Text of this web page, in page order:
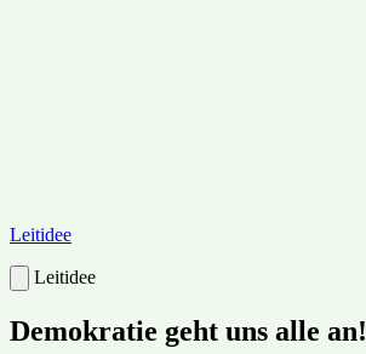
Leitidee
Leitidee
Demokratie geht uns alle an!